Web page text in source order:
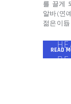
를 끌게
알바(연
젊은이
READ